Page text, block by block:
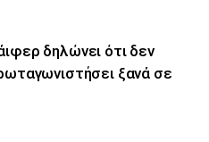
δηλώνει ότι δεν
ξανά σε